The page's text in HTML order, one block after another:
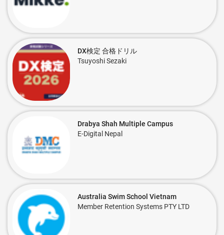
DX検定 合格ドリル
Tsuyoshi Sezaki
Drabya Shah Multiple Campus
E-Digital Nepal
Australia Swim School Vietnam
Member Retention Systems PTY LTD